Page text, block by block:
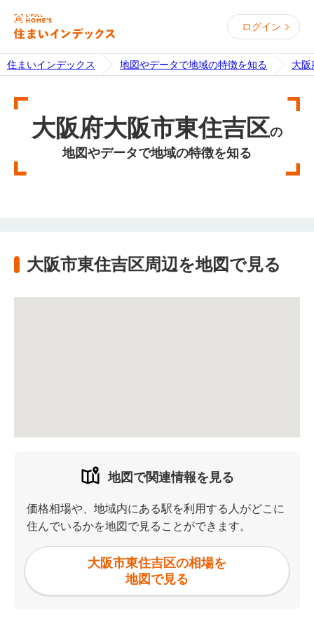
ログイン
住まいインデックス 地図やデータで地域の特徴を知る 大阪
大阪府大阪市東住吉区の
地図やデータで地域の特徴を知る
大阪市東住吉区周辺を地図で見る
地図で関連情報を見る
価格相場や、地域内にある駅を利用する人がどこに
住んでいるかを地図で見ることができます。
大阪市東住吉区の相場を
地図で見る